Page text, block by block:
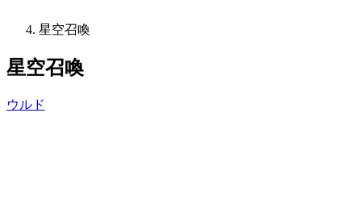
星空召喚
星空召喚
ウルド